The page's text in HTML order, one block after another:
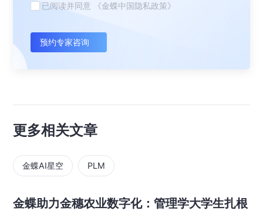
已阅读并同意 《金蝶中国隐私政策》
预约专家咨询
更多相关文章
金蝶AI星空 PLM
金蝶助力金穗农业数字化：管理学大学生扎根